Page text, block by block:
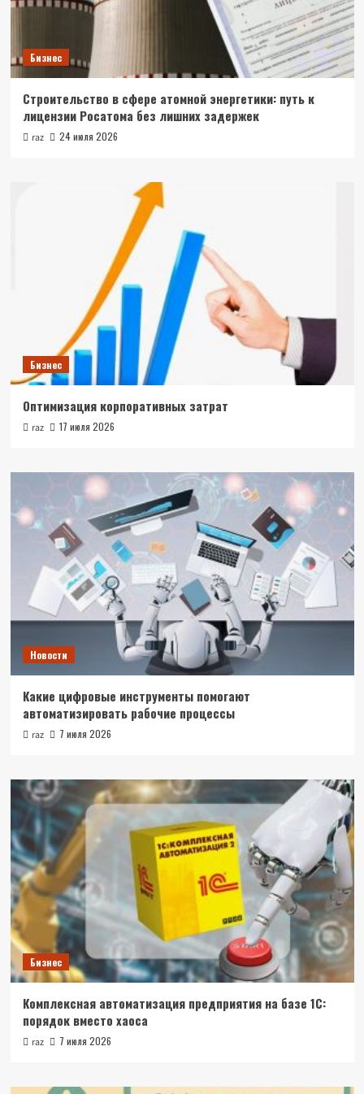
Бизнес
Строительство в сфере атомной энергетики: путь к
лицензии Росатома без лишних задержек
raz 24 июля 2026
Бизнес
Оптимизация корпоративных затрат
raz 17 июля 2026
Новости
Какие цифровые инструменты помогают
автоматизировать рабочие процессы
raz 7 июля 2026
Бизнес
Комплексная автоматизация предприятия на базе 1С:
порядок вместо хаоса
raz 7 июля 2026